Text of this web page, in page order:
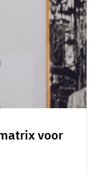
voor